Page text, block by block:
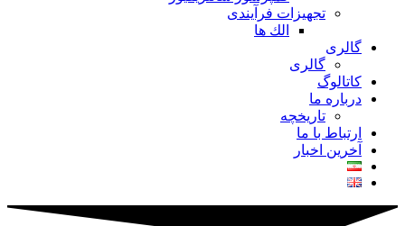
تجهیزات فرآیندی
الك ها
گالری
گالری
کاتالوگ
درباره ما
تاريخچه
ارتباط با ما
آخرین اخبار